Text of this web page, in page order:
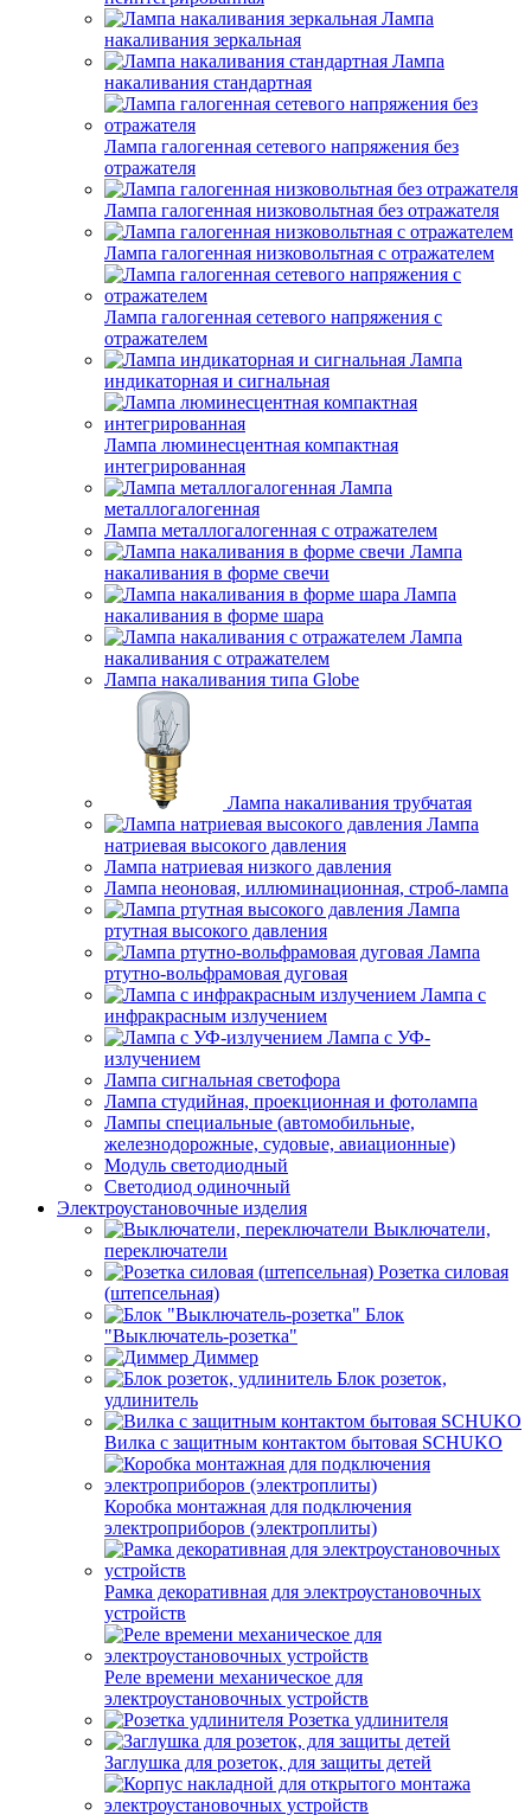
Лампа
накаливания зеркальная
Лампа
накаливания стандартная
Лампа галогенная сетевого напряжения без
отражателя
Лампа галогенная низковольтная без отражателя
Лампа галогенная низковольтная с отражателем
Лампа галогенная сетевого напряжения с
отражателем
Лампа
индикаторная и сигнальная
Лампа люминесцентная компактная
интегрированная
Лампа
металлогалогенная
Лампа металлогалогенная с отражателем
Лампа
накаливания в форме свечи
Лампа
накаливания в форме шара
Лампа
накаливания с отражателем
Лампа накаливания типа Globe
Лампа накаливания трубчатая
Лампа
натриевая высокого давления
Лампа натриевая низкого давления
Лампа неоновая, иллюминационная, строб-лампа
Лампа
ртутная высокого давления
Лампа
ртутно-вольфрамовая дуговая
Лампа с
инфракрасным излучением
Лампа с УФ-
излучением
Лампа сигнальная светофора
Лампа студийная, проекционная и фотолампа
Лампы специальные (автомобильные,
железнодорожные, судовые, авиационные)
Модуль светодиодный
Светодиод одиночный
Электроустановочные изделия
Выключатели,
переключатели
Розетка силовая
(штепсельная)
Блок
"Выключатель-розетка"
Диммер
Блок розеток,
удлинитель
Вилка с защитным контактом бытовая SCHUKO
Коробка монтажная для подключения
электроприборов (электроплиты)
Рамка декоративная для электроустановочных
устройств
Реле времени механическое для
электроустановочных устройств
Розетка удлинителя
Заглушка для розеток, для защиты детей